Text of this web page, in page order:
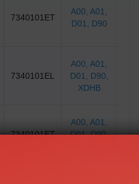
7340101ET
A00 , A01
D01
, D90
7340101EL
A00 , A01
D01
, D90
XDHB
7340101ET
A00 , A01
D01, D90,